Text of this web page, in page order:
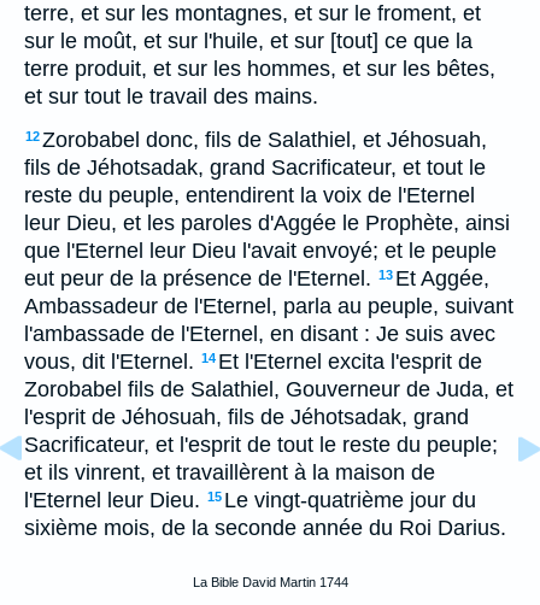
terre, et sur les montagnes, et sur le froment, et
sur le moût, et sur l'huile, et sur [tout] ce que la
terre produit, et sur les hommes, et sur les bêtes,
et sur tout le travail des mains.
12Zorobabel donc, fils de Salathiel, et Jéhosuah,
fils de Jéhotsadak, grand Sacrificateur, et tout le
reste du peuple, entendirent la voix de l'Eternel
leur Dieu, et les paroles d'Aggée le Prophète, ainsi
que l'Eternel leur Dieu l'avait envoyé; et le peuple
eut peur de la présence de l'Eternel. 13 Et Aggée,
Ambassadeur de l'Eternel, parla au peuple, suivant
l'ambassade de l'Eternel, en disant : Je suis avec
vous, dit l'Eternel. 14 Et l'Eternel excita l'esprit de
Zorobabel fils de Salathiel, Gouverneur de Juda, et
l'esprit de Jéhosuah, fils de Jéhotsadak, grand
Sacrificateur, et l'esprit de tout le reste du peuple;
et ils vinrent, et travaillèrent à la maison de
l'Eternel leur Dieu. 15 Le vingt-quatrième jour du
sixième mois, de la seconde année du Roi Darius.
La Bible David Martin 1744